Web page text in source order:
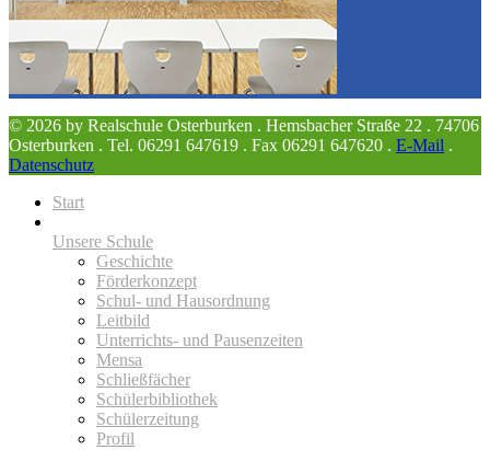
© 2026 by Realschule Osterburken . Hemsbacher Straße 22 . 74706
Osterburken . Tel. 06291 647619 . Fax 06291 647620 . E-Mail .
Datenschutz
Start
Unsere Schule
Geschichte
Förderkonzept
Schul- und Hausordnung
Leitbild
Unterrichts- und Pausenzeiten
Mensa
Schließfächer
Schülerbibliothek
Schülerzeitung
Profil